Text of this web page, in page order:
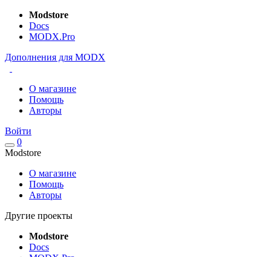
Modstore
Docs
MODX.Pro
Дополнения для MODX
О магазине
Помощь
Авторы
Войти
0
Modstore
О магазине
Помощь
Авторы
Другие проекты
Modstore
Docs